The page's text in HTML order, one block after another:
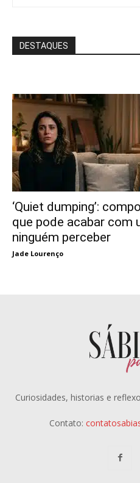
DESTAQUES
‘Quiet dumping’:
que pode acabar com
ninguém perceber
Jade Lourenço
Curiosidades, historias e
Contato: